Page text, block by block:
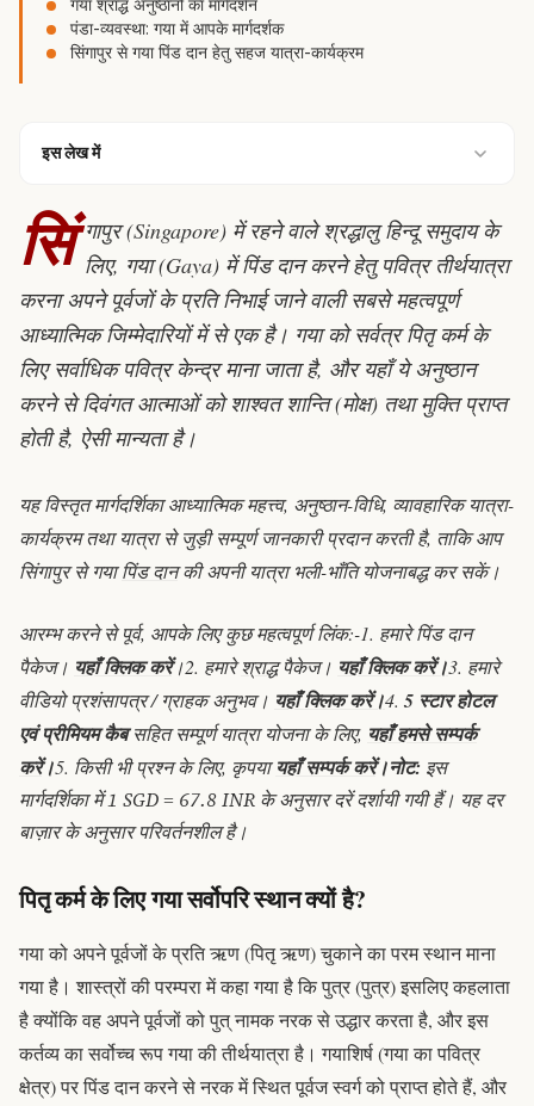
गया श्राद्ध अनुष्ठानों का मार्गदर्शन
पंडा-व्यवस्था: गया में आपके मार्गदर्शक
सिंगापुर से गया पिंड दान हेतु सहज यात्रा-कार्यक्रम
इस लेख में
सिं गापुर (Singapore) में रहने वाले श्रद्धालु हिन्दू समुदाय के
लिए, गया (Gaya) मेंपिंड दानकरने हेतु पवित्र तीर्थयात्रा
करना अपने पूर्वजों के प्रति निभाई जाने वाली सबसे महत्वपूर्ण
आध्यात्मिक जिम्मेदारियों में से एक है। गया को सर्वत्र पितृ कर्म के
लिए सर्वाधिक पवित्र केन्द्र माना जाता है, और यहाँ ये अनुष्ठान
करने से दिवंगत आत्माओं को शाश्वत शान्ति (मोक्ष) तथा मुक्ति प्राप्त
होती है, ऐसी मान्यता है।
यह विस्तृत मार्गदर्शिका आध्यात्मिक महत्त्व, अनुष्ठान-विधि, व्यावहारिक यात्रा-
कार्यक्रम तथा यात्रा से जुड़ी सम्पूर्ण जानकारी प्रदान करती है, ताकि आप
सिंगापुर से गयापिंड दानकी अपनी यात्रा भली-भाँति योजनाबद्ध कर सकें।
आरम्भ करने से पूर्व, आपके लिए कुछ महत्वपूर्ण लिंक:-1. हमारे पिंड दान
पैकेज। यहाँ क्लिक करें।2. हमारेश्राद्धपैकेज। यहाँ क्लिक करें।3. हमारे
वीडियो प्रशंसापत्र / ग्राहक अनुभव। यहाँ क्लिक करें।4. 5 स्टार होटल
एवं प्रीमियम कैबसहित सम्पूर्ण यात्रा योजना के लिए, यहाँ हमसे सम्पर्क
करें।5. किसी भी प्रश्न के लिए, कृपयायहाँ सम्पर्क करें।नोट: इस
मार्गदर्शिका में 1 SGD = 67.8 INR के अनुसार दरें दर्शायी गयी हैं। यह दर
बाज़ार के अनुसार परिवर्तनशील है।
पितृ कर्म के लिए गया सर्वोपरि स्थान क्यों है?
गया को अपने पूर्वजों के प्रति ऋण (पितृ ऋण) चुकाने का परम स्थान माना
गया है। शास्त्रों की परम्परा में कहा गया है कि पुत्र (पुत्र) इसलिए कहलाता
है क्योंकि वह अपने पूर्वजों कोपुत्नामक नरक से उद्धार करता है, और इस
कर्तव्य का सर्वोच्च रूप गया की तीर्थयात्रा है। गयाशिर्ष (गया का पवित्र
क्षेत्र) परपिंड दानकरने से नरक में स्थित पूर्वज स्वर्ग को प्राप्त होते हैं, और